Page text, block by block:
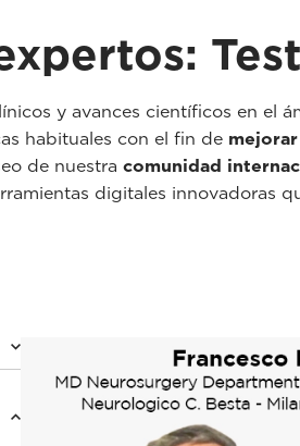
y avances científicos en el
habituales con el fin de
de nuestra comunidad
digitales innovadoras